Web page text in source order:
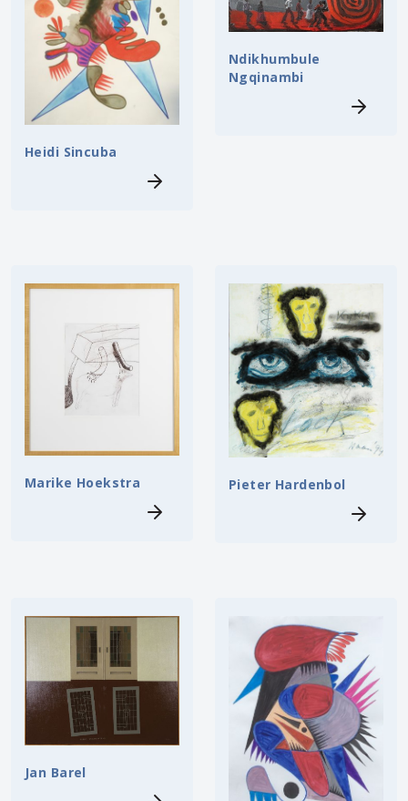
Heidi Sincuba
Ndikhumbule
Ngqinambi
Marike Hoekstra Pieter Hardenbol
Jan Barel